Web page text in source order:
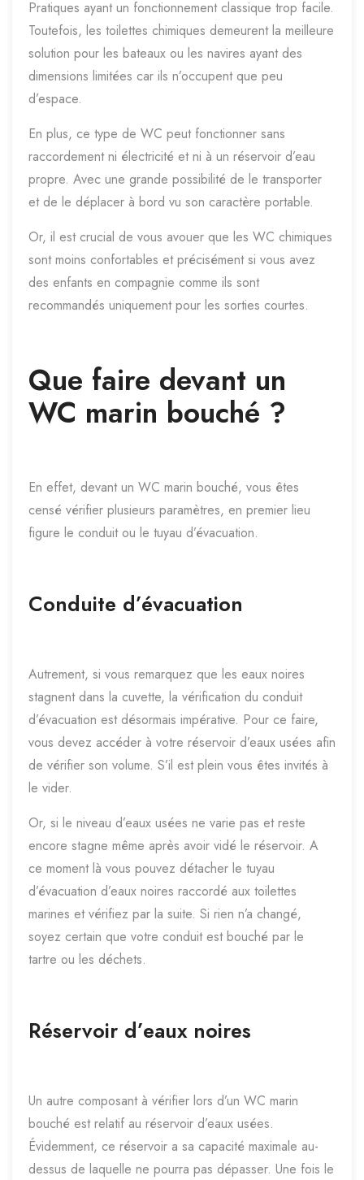
Pratiques ayant un fonctionnement classique trop facile.
Toutefois, les toilettes chimiques demeurent la meilleure
solution pour les bateaux ou les navires ayant des
dimensions limitées car ils n’occupent que peu
d’espace.
En plus, ce type de WC peut fonctionner sans
raccordement ni électricité et ni à un réservoir d’eau
propre. Avec une grande possibilité de le transporter
et de le déplacer à bord vu son caractère portable.
Or, il est crucial de vous avouer que les WC chimiques
sont moins confortables et précisément si vous avez
des enfants en compagnie comme ils sont
recommandés uniquement pour les sorties courtes.
Que faire devant un
WC marin bouché ?
En effet, devant un WC marin bouché, vous êtes
censé vérifier plusieurs paramètres, en premier lieu
figure le conduit ou le tuyau d’évacuation.
Conduite d’évacuation
Autrement, si vous remarquez que les eaux noires
stagnent dans la cuvette, la vérification du conduit
d’évacuation est désormais impérative. Pour ce faire,
vous devez accéder à votre réservoir d’eaux usées afin
de vérifier son volume. S’il est plein vous êtes invités à
le vider.
Or, si le niveau d’eaux usées ne varie pas et reste
encore stagne même après avoir vidé le réservoir. A
ce moment là vous pouvez détacher le tuyau
d’évacuation d’eaux noires raccordé aux toilettes
marines et vérifiez par la suite. Si rien n’a changé,
soyez certain que votre conduit est bouché par le
tartre ou les déchets.
Réservoir d’eaux noires
Un autre composant à vérifier lors d’un WC marin
bouché est relatif au réservoir d’eaux usées.
Évidemment, ce réservoir a sa capacité maximale au-
dessus de laquelle ne pourra pas dépasser. Une fois le